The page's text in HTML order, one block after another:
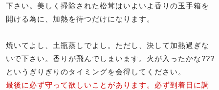
下さい。美しく掃除された松茸はいよいよ香りの玉手箱を
開ける為に、加熱を待つだけになります。
焼いてよし、土瓶蒸しでよし。ただし、決して加熱過ぎな
いで下さい。香りが飛んでしまいます。火が入ったかな???
というぎりぎりのタイミングを会得してください。
最後に必ず守って欲しいことがあります。必ず到着日に調